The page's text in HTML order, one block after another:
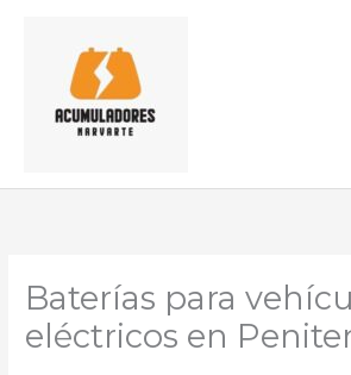
contenido
Baterías para
eléctricos en